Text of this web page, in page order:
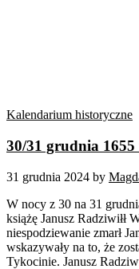
Kalendarium historyczne
30/31 grudnia 1655
31 grudnia 2024 by
W nocy z 30 na 31
książę Janusz Radziwiłł
niespodziewanie zmarł
wskazywały na to, że
Tykocinie. Janusz